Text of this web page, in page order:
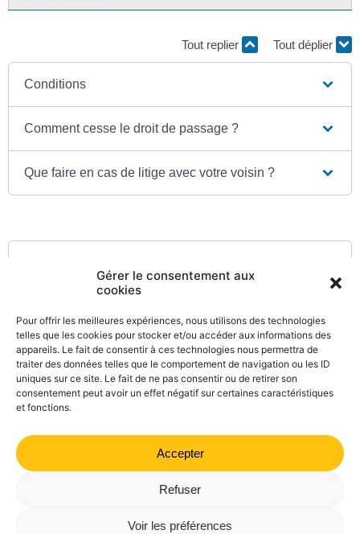
Gérer le consentement aux
cookies
Pour offrir les meilleures expériences, nous utilisons des technologies
telles que les cookies pour stocker et/ou accéder aux informations des
appareils. Le fait de consentir à ces technologies nous permettra de
traiter des données telles que le comportement de navigation ou les ID
uniques sur ce site. Le fait de ne pas consentir ou de retirer son
consentement peut avoir un effet négatif sur certaines caractéristiques
et fonctions.
Accepter
Refuser
Voir les préférences
Tout replier Tout déplier
Conditions
Comment cesse le droit de passage ?
Que faire en cas de litige avec votre voisin ?
Questions ? Réponses !
Peut-on passer chez le voisin pour faire des travaux
chez soi (tour d'échelle) ?
© Direction de l'information légale et administrative
comarquage developpé par
21 40 70